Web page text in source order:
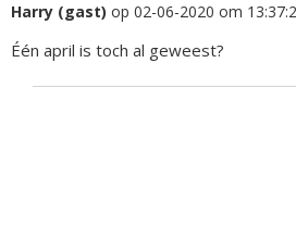
Harry (gast) op 02-06-2020 om
Één april is toch al geweest?